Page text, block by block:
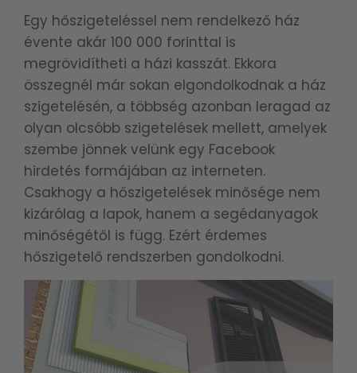
Egy hőszigeteléssel nem rendelkező ház
évente akár 100 000 forinttal is
megrövidítheti a házi kasszát. Ekkora
összegnél már sokan elgondolkodnak a ház
szigetelésén, a többség azonban leragad az
olyan olcsóbb szigetelések mellett, amelyek
szembe jönnek velünk egy Facebook
hirdetés formájában az interneten.
Csakhogy a hőszigetelések minősége nem
kizárólag a lapok, hanem a segédanyagok
minőségétől is függ. Ezért érdemes
hőszigetelő rendszerben gondolkodni.